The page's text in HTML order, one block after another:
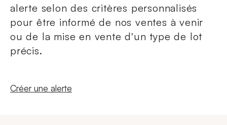
alerte selon des critères personnalisés
pour être informé de nos ventes à venir
ou de la mise en vente d'un type de lot
précis.
Nouvelle fenêtre
Créer une alerte